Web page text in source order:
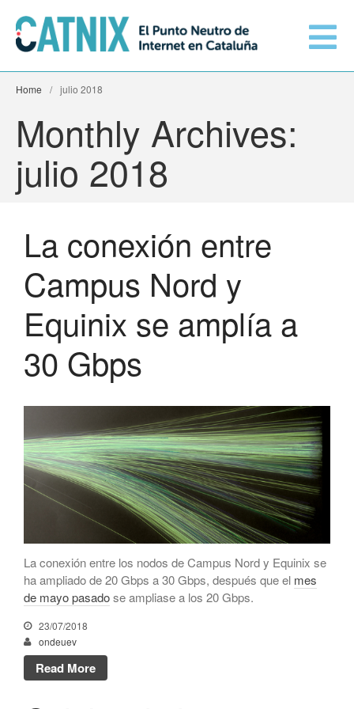
Información técnica
El CATNIX
CATNIX
Guifi.net consolida su
conectividad al CATNIX con la
migración a Templus
hacia la automatización de
redes, del BGP a la inteligencia
artificial
El CATNIX renueva el servidor
raíz J de DNS
julio 2026
junio 2026
Home / julio 2018
Monthly Archives:
julio 2018
La conexión entre
Campus Nord y
Equinix se amplía a
30 Gbps
La conexión entre los nodos de Campus Nord y Equinix se
ha ampliado de 20 Gbps a 30 Gbps, después que el mes
de mayo pasadose ampliase a los 20 Gbps.
23/07/2018
ondeuev
Read More